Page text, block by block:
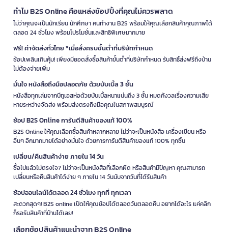
ทำไม B2S Online คือแหล่งช้อปปิ้งที่คุณไม่ควรพลาด
ไม่ว่าคุณจะเป็นนักเรียน นักศึกษา คนทำงาน B2S พร้อมให้คุณเลือกสินค้าคุณภาพได้
ตลอด 24 ชั่วโมง พร้อมโปรโมชั่นและสิทธิพิเศษมากมาย
ฟรี! ค่าจัดส่งทั่วไทย *เมื่อสั่งครบขั้นต่ำที่บริษัทกำหนด
ช้อปเพลินเกินคุ้ม! เพียงมียอดสั่งซื้อสินค้าขั้นต่ำที่บริษัทกำหนด รับสิทธิ์ส่งฟรีถึงบ้าน
ไม่ต้องจ่ายเพิ่ม
มั่นใจ หนังสือถึงมือปลอดภัย ด้วยบับเบิ้ล 3 ชั้น
หนังสือทุกเล่มจากบีทูเอสห่อด้วยบับเบิ้ลหนาแน่นถึง 3 ชั้น หมดกังวลเรื่องความเสีย
หายระหว่างจัดส่ง พร้อมส่งตรงถึงมือคุณในสภาพสมบูรณ์
ช้อป B2S Online การันตีสินค้าของแท้ 100%
B2S Online ให้คุณเลือกซื้อสินค้าหลากหลาย ไม่ว่าจะเป็นหนังสือ เครื่องเขียน หรือ
อื่นๆ อีกมากมายได้อย่างมั่นใจ ด้วยการการันตีสินค้าของแท้ 100% ทุกชิ้น
เปลี่ยน/คืนสินค้าง่าย ภายใน 14 วัน
ซื้อไปแล้วไม่ตรงใจ? ไม่ว่าจะเป็นหนังสือที่เลือกผิด หรือสินค้ามีปัญหา คุณสามารถ
เปลี่ยนหรือคืนสินค้าได้ง่าย ๆ ภายใน 14 วันนับจากวันที่ได้รับสินค้า
ช้อปออนไลน์ได้ตลอด 24 ชั่วโมง ทุกที่ ทุกเวลา
สะดวกสุดๆ! B2S online เปิดให้คุณช้อปได้ตลอดวันตลอดคืน อยากได้อะไร แค่คลิก
ก็รอรับสินค้าที่บ้านได้เลย!
เลือกช้อปสินค้าแนะนำจาก B2S Online